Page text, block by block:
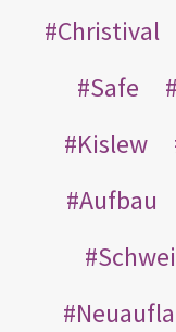
Christival
Safe
Kislew
Aufbau